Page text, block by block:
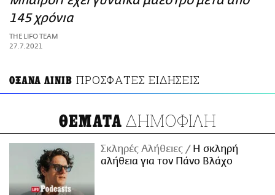
ΑΜΠΑ
PRINT
145 χρόνια
THE LIFO TEAM
27.7.2021
ΟΞΑΝΑ ΛΙΝΙΒ ΠΡΟΣΦΑΤΕΣ ΕΙΔΗΣΕΙΣ
ΘΕΜΑΤΑ ΔΗΜΟΦΙΛΗ
Σκληρές Αλήθειες
H σκληρή
αλήθεια για τον Πάνο Βλάχο